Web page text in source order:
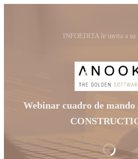
INFOEDITA le invita a su
Webinar cuadro de